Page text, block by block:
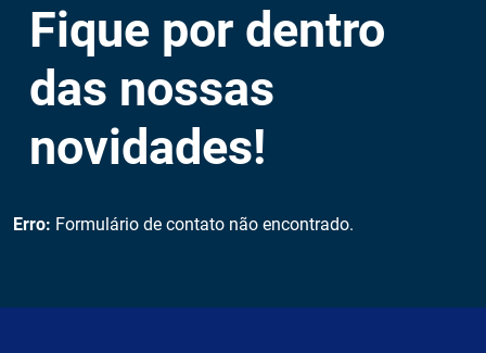
Fique por dentro
das nossas
novidades!
Erro: Formulário de contato não encontrado.